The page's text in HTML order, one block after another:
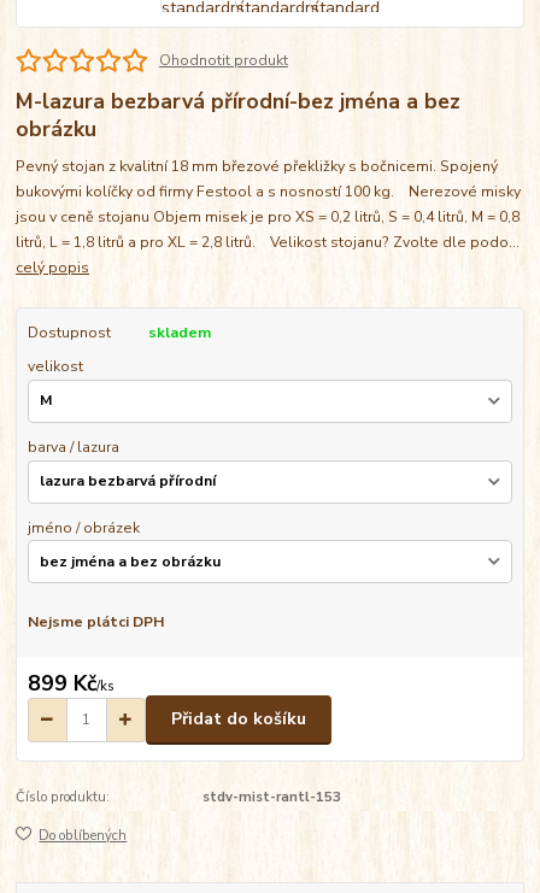
Ohodnotit produkt
M-lazura bezbarvá přírodní-bez jména a bez
obrázku
Pevný stojan z kvalitní 18 mm březové překližky s bočnicemi. Spojený
bukovými kolíčky od firmy Festool a s nosností 100 kg. Nerezové misky
jsou v ceně stojanu Objem misek je pro XS = 0,2 litrů, S = 0,4 litrů, M = 0,8
litrů, L = 1,8 litrů a pro XL = 2,8 litrů. Velikost stojanu? Zvolte dle podo...
celý popis
Dostupnost
skladem
velikost
barva / lazura
jméno / obrázek
Nejsme plátci DPH
899 Kč/ks
Přidat do košíku
Číslo produktu: stdv-mist-rantl-153
Do oblíbených